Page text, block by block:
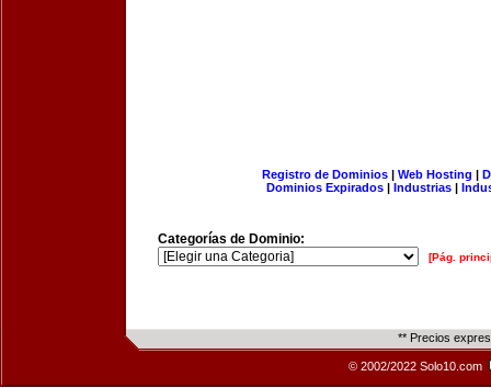
Registro de Dominios| Web Hosting |
Dominios Expirados | Industrias |
Categorías de Dominio:
[Pág.
** Precios
© 2002/2022 Solo10.com